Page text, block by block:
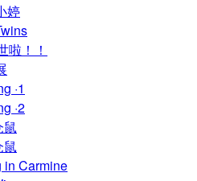
婷
啦！！
·1
·2
鼠
鼠
in Carmine